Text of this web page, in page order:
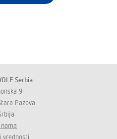
Serbia
9
Pazova
nama
vrednosti